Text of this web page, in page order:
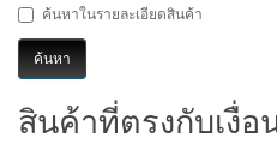
ค้นหาในรายละเอียดสินค้า
สินค้าที่ตรงกับเงื่